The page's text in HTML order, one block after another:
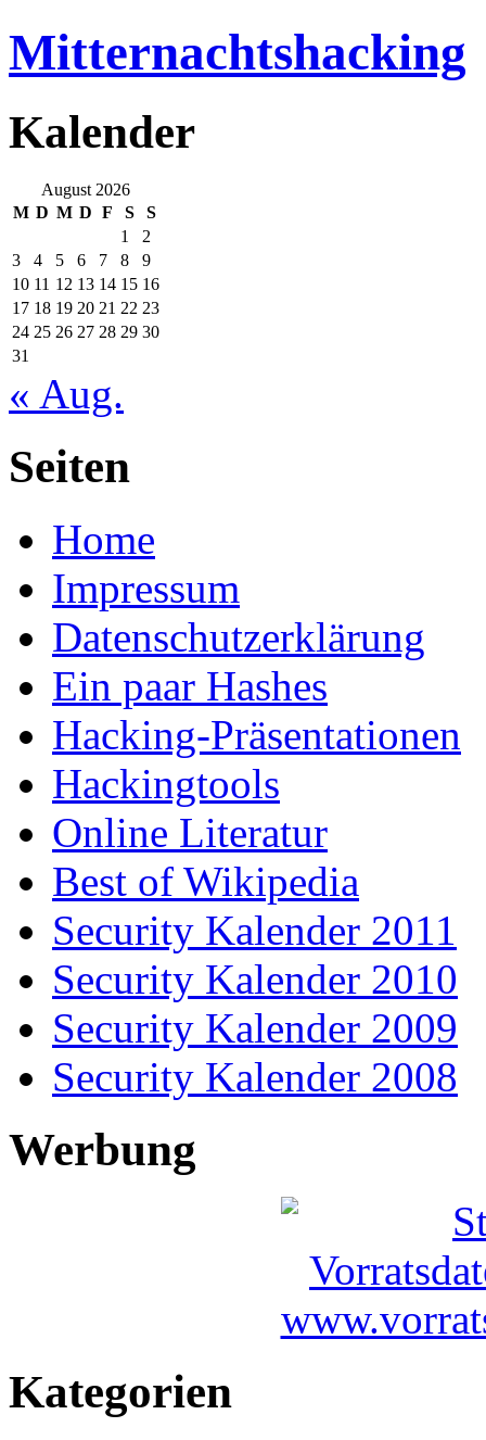
Mitternachtshacking
Kalender
August 2026
M D M D F S
S
1
2
3
4 5 6 7 8
9
10 11 12 13 14 15 16
17 18 19 20 21 22 23
24 25 26 27 28 29 30
31
« Aug.
Seiten
Home
Impressum
Datenschutzerklärung
Ein paar Hashes
Hacking-Präsentationen
Hackingtools
Online Literatur
Best of Wikipedia
Security Kalender 2011
Security Kalender 2010
Security Kalender 2009
Security Kalender 2008
Werbung
Kategorien